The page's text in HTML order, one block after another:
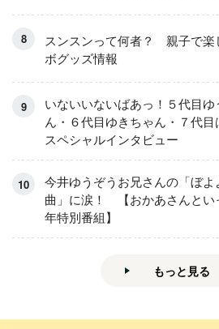
スンスンって何者？ 親子で楽
ボグッズ情報
いないいないばあっ！５代目ゆ
ん・６代目ゆきちゃん・７代目
スペシャルインタビュー
今井ゆうぞうお兄さんの「ぼよ
曲」に涙！ 【おかあさんとい
年特別番組】
もっと見る